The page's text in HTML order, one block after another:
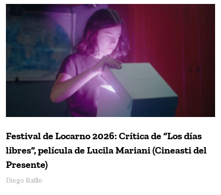
Festival de Locarno 2026: Crítica de “Los días
libres”, película de Lucila Mariani (Cineasti del
Presente)
Diego Batlle